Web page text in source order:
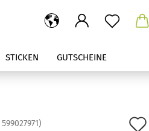
STICKEN GUTSCHEINE
599027971)